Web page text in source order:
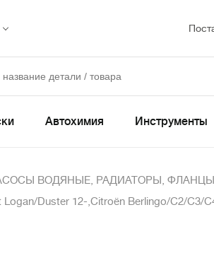
Автохимия Инструменты
ВОДЯНЫЕ, РАДИАТОРЫ,
Duster 12-,Citroёn Berlingo/C2/C3/